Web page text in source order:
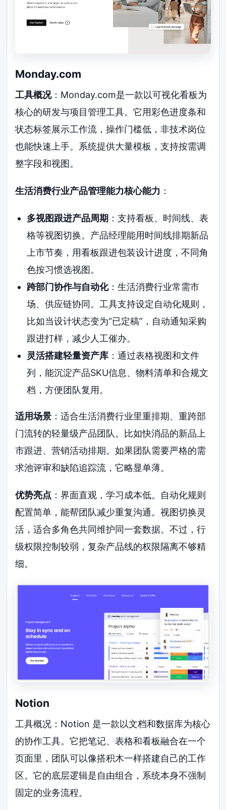
Monday.com
工具概况：Monday.com是一款以可视化看板为
核心的研发与项目管理工具。它用彩色进度条和
状态标签展示工作流，操作门槛低，非技术岗位
也能快速上手。系统提供大量模板，支持按需调
整字段和视图。
生活消费行业产品管理能力核心能力 ：
多视图跟进产品周期 ：支持看板、时间线、表
格等视图切换。产品经理能用时间线排期新品
上市节奏，用看板跟进包装设计进度，不同角
色按习惯选视图。
跨部门协作与自动化：生活消费行业常需市
场、供应链协同。工具支持设定自动化规则，
比如当设计状态变为“已定稿”，自动通知采购
跟进打样，减少人工催办。
灵活搭建轻量资产库：通过表格视图和文件
列，能沉淀产品SKU信息、物料清单和合规文
档，方便团队复用。
适用场景 ：适合生活消费行业里重排期、重跨部
门流转的轻量级产品团队。比如快消品的新品上
市跟进、营销活动排期。如果团队需要严格的需
求池评审和缺陷追踪流，它略显单薄。
优势亮点 ：界面直观，学习成本低。自动化规则
配置简单，能帮团队减少重复沟通。视图切换灵
活，适合多角色共同维护同一套数据。不过，行
级权限控制较弱，复杂产品线的权限隔离不够精
细。
Notion
工具概况：Notion 是一款以文档和数据库为核心
的协作工具。它把笔记、表格和看板融合在一个
页面里，团队可以像搭积木一样搭建自己的工作
区。它的底层逻辑是自由组合，系统本身不强制
固定的业务流程。